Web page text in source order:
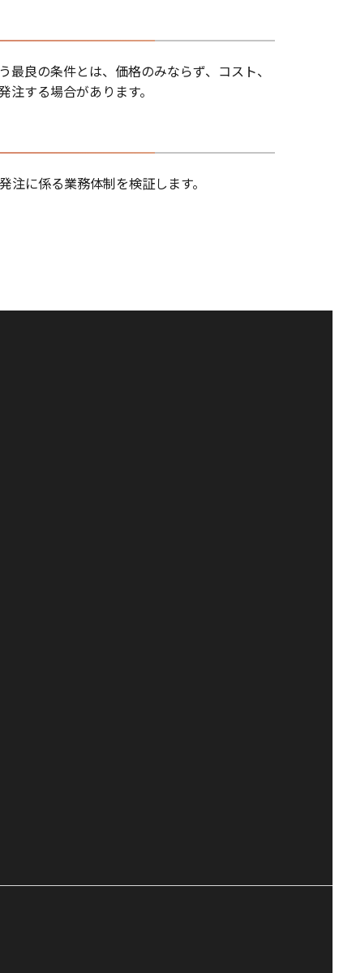
良の条件とは、価格のみならず、コスト、
する場合があります。
に係る業務体制を検証します。